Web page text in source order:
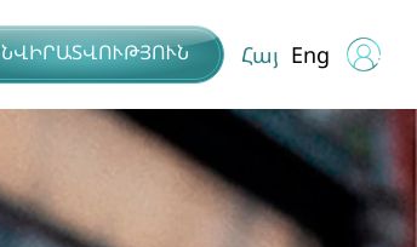
ՆՎԻՐԱՏՎՈՒԹՅՈՒՆ Հայ Eng